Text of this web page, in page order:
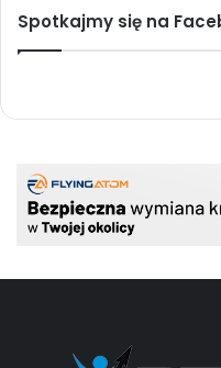
Spotkajmy się na